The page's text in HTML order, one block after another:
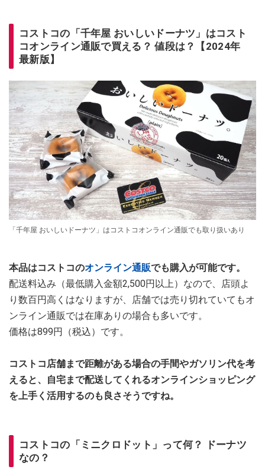
コストコの「千年屋 おいしいドーナツ」はコスト
コオンライン通販で買える？ 値段は？【2024年
最新版】
「千年屋 おいしいドーナツ」はコストコオンライン通販でも取り扱いあり
本品はコストコのオンライン通販でも購入が可能です。
配送料込み（最低購入金額2,500円以上）なので、店頭よ
り数百円高くはなりますが、店舗では売り切れていてもオ
ンライン通販では在庫ありの場合も多いです。
価格は899円（税込）です。
コストコ店舗まで距離がある場合の手間やガソリン代を考
えると、自宅まで配送してくれるオンラインショッピング
を上手く活用するのも良さそうですね。
コストコの「ミニクロドット」って何？ ドーナツ
なの？